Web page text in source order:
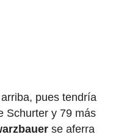
pues tendría
Schurter y 79 más
se aferra